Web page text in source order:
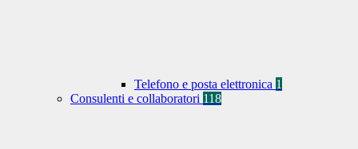
Telefono e posta elettronica 1
Consulenti e collaboratori 118